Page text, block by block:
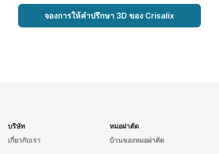
จองการให้คำปรึกษา 3D ของ Crisalix
บริษัท
เกี่ยวกับเรา
หมอผ่าตัด
บ้านของหมอผ่าตัด